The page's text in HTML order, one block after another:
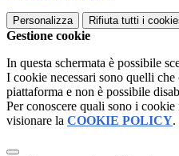
Personalizza Rifiuta tutti i
Gestione cookie
In questa schermata è possibile
I cookie necessari sono quelli
piattaforma e non è possibile
Per conoscere quali sono i
visionare la COOKIE POLICY.